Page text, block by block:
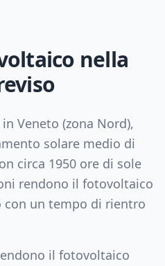
nella
in Veneto (zona Nord),
solare medio di
circa 1950 ore di sole
rendono il fotovoltaico
un tempo di rientro
il fotovoltaico